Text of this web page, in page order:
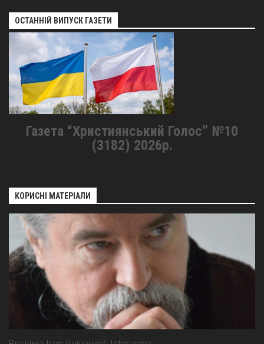
ОСТАННІЙ ВИПУСК ГАЗЕТИ
Газета “Християнський Голос” №10
(3182) 2026р.
КОРИСНІ МАТЕРІАЛИ